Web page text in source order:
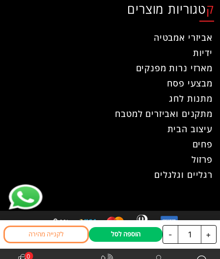
קטגוריות מוצרים
אביזרי אמבטיה
ידיות
מארזי נרות מפנקים
מבצעי פסח
מתנות לחג
מתקנים ואביזרים למטבח
עיצוב הבית
פחים
פרזול
רגליים וגלגלים
כל הזכויות שמורות ל- עוז פרזול © 2026
אתר זה נבנה ועוצב ע"יWPhome
+
כמות
של
קולב
- הוספה לסל לקנייה מהירה